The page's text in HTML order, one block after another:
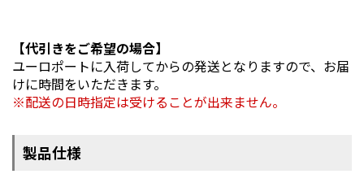
【代引きをご希望の場合】
ユーロポートに入荷してからの発送となりますので、お届
けに時間をいただきます。
配送の日時指定は受けることが出来ません。
製品仕様